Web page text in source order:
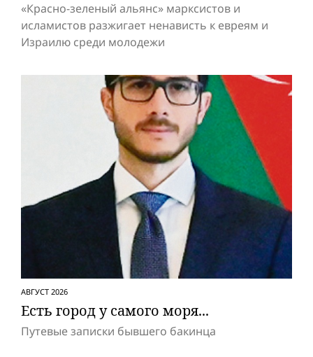
«Красно-зеленый альянс» марксистов и
исламистов разжигает ненависть к евреям и
Израилю среди молодежи
АВГУСТ 2026
Есть город у самого моря...
Путевые записки бывшего бакинца